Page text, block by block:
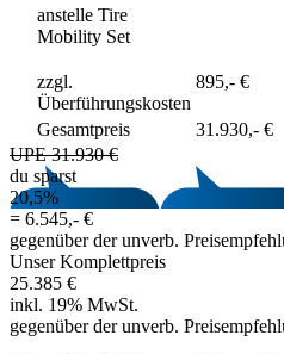
anstelle Tire
Mobility Set
zzgl.
Überführungskosten
895,- €
Gesamtpreis 31.930,- €
UPE 31.930 €
du sparst
20,5%
= 6.545,- €
gegenüber der unverb.
Unser Komplettpreis
25.385 €
inkl. 19% MwSt.
gegenüber der unverb.